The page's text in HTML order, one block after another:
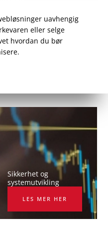
uavhengig
eller selge
hvordan du bør
Sikkerhet og
systemutvikling
LES MER HER